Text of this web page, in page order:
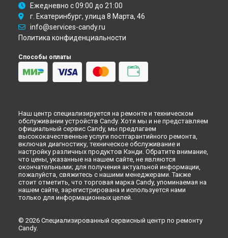
Ежедневно с 09:00 до 21:00
г. Екатеринбург, улица 8 Марта, 46
info@services-candy.ru
Политика конфиденциальности
Способы оплаты
Наш центр специализируется на ремонте и техническом
обслуживании устройств Candy. Хотя мы и не представляем
официальный сервис Candy, мы предлагаем
высококачественные услуги постгарантийного ремонта,
включая диагностику, техническое обслуживание и
настройку различных продуктов Кэнди. Обратите внимание,
что цены, указанные на нашем сайте, не являются
окончательными; для получения актуальной информации,
пожалуйста, свяжитесь с нашими менеджерами. Также
стоит отметить, что торговая марка Candy, упоминаемая на
нашем сайте, зарегистрирована и используется нами
только для информационных целей.
© 2026 Специализированный сервисный центр по ремонту
Candy.